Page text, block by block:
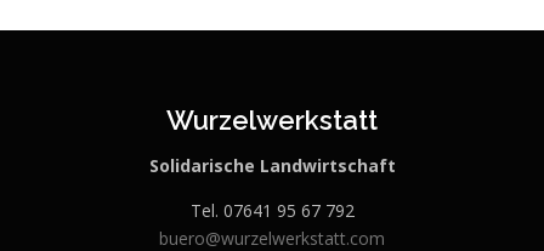
Wurzelwerkstatt
Solidarische Landwirtschaft
Tel. 07641 95 67 792
buero@wurzelwerkstatt.com